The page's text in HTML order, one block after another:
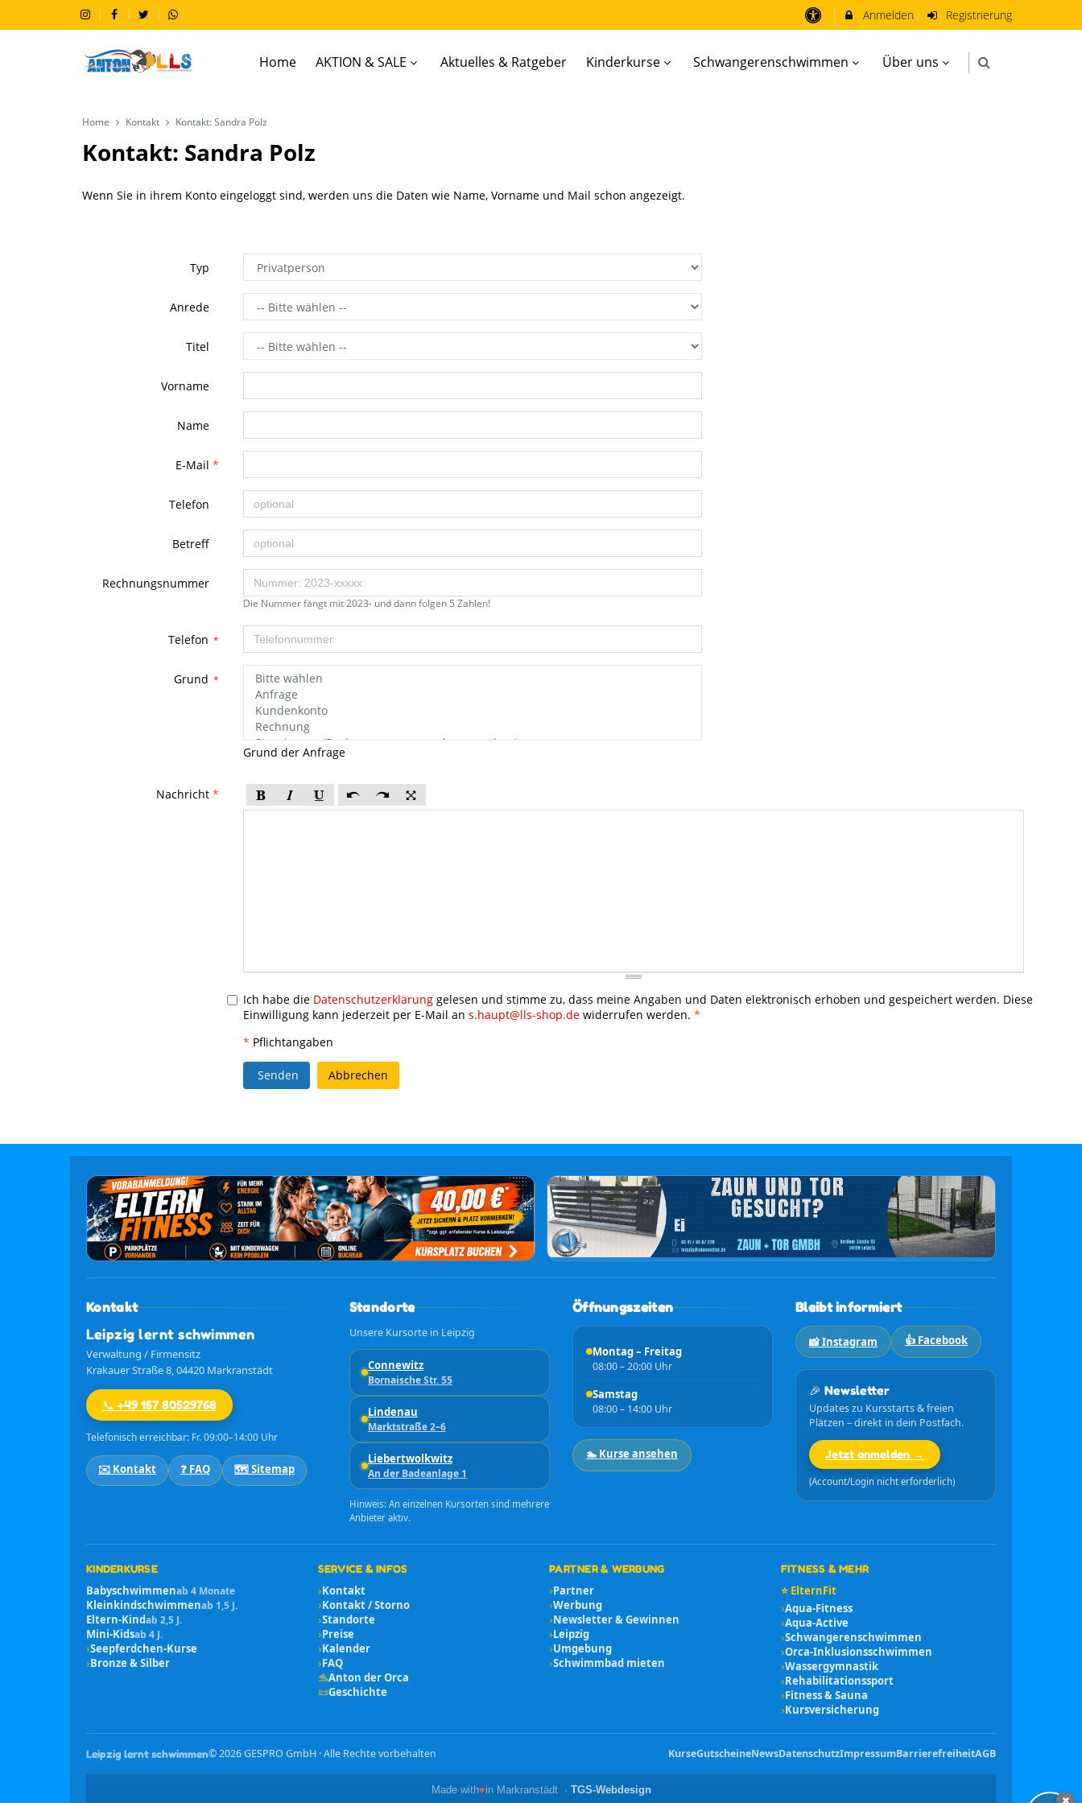
Anmelden Registrierung
Home AKTION & SALE Aktuelles & Ratgeber Kinderkurse Schwangerenschwimmen Über uns
Home Kontakt Kontakt: Sandra Polz
Kontakt: Sandra Polz
Wenn Sie in ihrem Konto eingeloggt sind, werden uns die Daten wie Name, Vorname und Mail schon angezeigt.
Typ
Anrede
Titel
Vorname
Name
E-Mail *
Telefon
Betreff
Rechnungsnummer
Die Nummer fängt mit 2023- und dann folgen 5 Zahlen!
Telefon *
Grund *
Grund der Anfrage
Nachricht *
Ich habe die Datenschutzerklärung gelesen und stimme zu, dass meine Angaben und Daten elektronisch erhoben und gespeichert werden. Diese
Einwilligung kann jederzeit per E-Mail an s.haupt@lls-shop.de widerrufen werden. *
* Pflichtangaben
Senden Abbrechen
Kontakt
Leipzig lernt schwimmen
Verwaltung / Firmensitz
Krakauer Straße 8, 04420 Markranstädt
📞 +49 157 80529768
Telefonisch erreichbar: Fr. 09:00–14:00 Uhr
✉️ Kontakt ❓ FAQ 🗺️ Sitemap
Standorte
Unsere Kursorte in Leipzig
Connewitz
Bornaische Str. 55
Lindenau
Marktstraße 2–6
Liebertwolkwitz
An der Badeanlage 1
Hinweis: An einzelnen Kursorten sind mehrere
Anbieter aktiv.
Öffnungszeiten
Montag – Freitag
08:00 – 20:00 Uhr
Samstag
08:00 – 14:00 Uhr
🏊 Kurse ansehen
Bleibt informiert
📸 Instagram 👍 Facebook
🎉 Newsletter
Updates zu Kursstarts & freien
Plätzen – direkt in dein Postfach.
Jetzt anmelden →
(Account/Login nicht erforderlich)
KINDERKURSE
Babyschwimmenab 4 Monate
Kleinkindschwimmenab 1,5 J.
Eltern-Kindab 2,5 J.
Mini-Kidsab 4 J.
›Seepferdchen-Kurse
›Bronze & Silber
SERVICE & INFOS
›Kontakt
›Kontakt / Storno
›Standorte
›Preise
›Kalender
›FAQ
🐬Anton der Orca
📜Geschichte
PARTNER & WERBUNG
›Partner
›Werbung
›Newsletter & Gewinnen
›Leipzig
›Umgebung
›Schwimmbad mieten
FITNESS & MEHR
⭐ ElternFit
›Aqua-Fitness
›Aqua-Active
›Schwangerenschwimmen
›Orca-Inklusionsschwimmen
›Wassergymnastik
›Rehabilitationssport
›Fitness & Sauna
›Kursversicherung
Leipzig lernt schwimmen©2026GESPRO GmbH · Alle Rechte vorbehalten KurseGutscheineNewsDatenschutzImpressumBarrierefreiheitAGB
Made with♥in Markranstädt · TGS-Webdesign